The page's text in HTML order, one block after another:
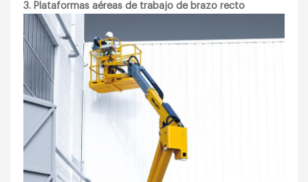
3. Plataformas aéreas de trabajo de brazo recto